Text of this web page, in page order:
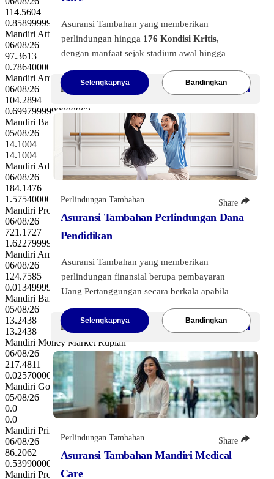
Asuransi Tambahan yang memberikan
perlindungan hingga 176 Kondisi Kritis,
dengan manfaat sejak stadium awal hingga
100 tahun.
Total potensi pembayaran manfaat mencapai
375% Uang Pertanggungan
maksimumUang Pertanggung Rp10 Miliyar
atau USD1 Juta.
Tersedia 3 pilihan Plan dengan sesuai
Tambahan Mandiri Critical Care siap
melangkah mendampingi setiap fase kritismu
Klik tombol di bawah ini
informasi lebih lanjut
Premi Mulai Dapat disesuaikan
Selengkapnya Bandingkan
Perlindungan Tambahan Share
Asuransi Tambahan Perlindungan Dana
Pendidikan
Asuransi Tambahan yang memberikan
perlindungan finansial berupa pembayaran
Uang Pertanggungan secara berkala apabila
atau Penyakit Kritis
, sehingga kelangsungan
dana pendidikan anak Anda tetap terjaga sesuai
rencana.
Melangkah Pasti besama Asuransi Tambahan
Perlindungan Dana Pendidikan, pendidikan
anak tetap berjalan apapun risikonya.
informasi lebih lanjut
Premi Mulai Dapat disesuaikan
Selengkapnya Bandingkan
Perlindungan Tambahan Share
Asuransi Tambahan Mandiri Medical
Care
114.5604
0.8589999999999947
Mandiri Attractive Equity Money Syar...
06/08/26
97.3613
0.7864000000000004
Mandiri Amanah Equity Syariah Rupiah
06/08/26
104.2894
0.6997999999999962
Mandiri Balanced Offshore USD
05/08/26
14.1004
14.1004
Mandiri Advanced Commodity Equity Sy...
06/08/26
184.1476
1.575400000000002
Mandiri Progressive Balanced Money R...
06/08/26
721.1727
1.6227999999999838
Mandiri Amanah Pasar Uang Syariah
06/08/26
124.7585
0.013499999999993406
Mandiri Balanced Offshore USD Class B
05/08/26
13.2438
13.2438
Mandiri Money Market Rupiah
06/08/26
217.4811
0.0257000000000005
Mandiri Golden Equity Offshore Usd
05/08/26
0.0
0.0
Mandiri Prime Equity Rupiah
06/08/26
86.2062
0.5399000000000029
Mandiri Protected Balanced Money Rupiah